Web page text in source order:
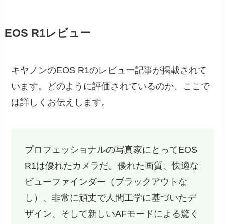
EOS R1レビュー
キヤノンのEOS R1のレビュー記事が掲載されて
います。どのように評価されているのか、ここで
は詳しくお伝えします。
プロフェッショナルの写真家にとってEOS
R1は優れたカメラだ。優れた画質、快適な
ビューファインダー（ブラックアウトな
し）、非常に頑丈で人間工学に基づいたデ
ザイン、そして新しいAFモードによる驚く